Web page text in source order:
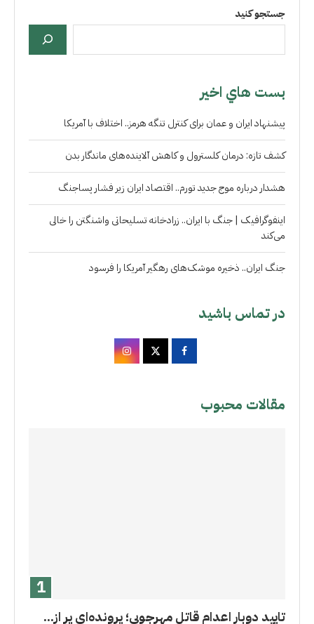
جستجو کنید
بست هاي اخير
پیشنهاد ایران و عمان برای کنترل تنگه هرمز.. اختلاف با آمریکا
کشف تازه: درمان کلسترول و کاهش آلاینده‌های ماندگار بدن
هشدار درباره موج جدید تورم.. اقتصاد ایران زیر فشار پساجنگ
اینفوگرافیک | جنگ با ایران.. زرادخانه تسلیحاتی واشنگتن را خالی
می‌کند
جنگ ایران.. ذخیره موشک‌های رهگیر آمریکا را فرسود
در تماس باشید
مقالات محبوب
تایید دوبار اعدام قاتل مهرجویی؛ پرونده‌ای پر از...